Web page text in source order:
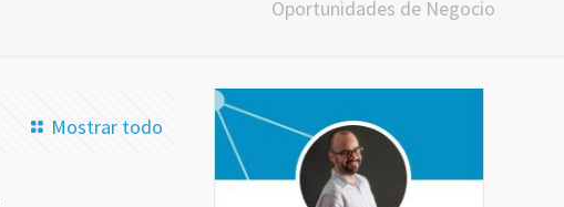
Oportunidades de Negocio
Mostrar todo